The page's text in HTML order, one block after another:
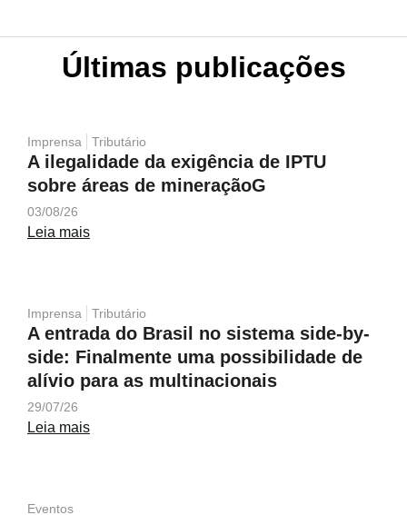
Últimas publicações
Imprensa Tributário
A ilegalidade da exigência de IPTU
sobre áreas de mineraçãoG
03/08/26
Leia mais
Imprensa Tributário
A entrada do Brasil no sistema side-by-
side: Finalmente uma possibilidade de
alívio para as multinacionais
29/07/26
Leia mais
Eventos